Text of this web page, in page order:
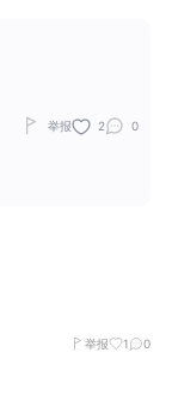
举报 2 0
举报 1 0